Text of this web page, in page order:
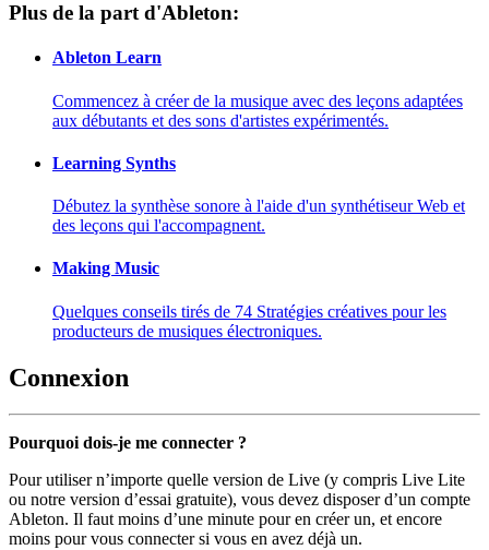
Plus de la part d'Ableton:
Ableton Learn
Commencez à créer de la musique avec des leçons adaptées
aux débutants et des sons d'artistes expérimentés.
Learning Synths
Débutez la synthèse sonore à l'aide d'un synthétiseur Web et
des leçons qui l'accompagnent.
Making Music
Quelques conseils tirés de 74 Stratégies créatives pour les
producteurs de musiques électroniques.
Connexion
Pourquoi dois-je me connecter ?
Pour utiliser n’importe quelle version de Live (y compris Live Lite
ou notre version d’essai gratuite), vous devez disposer d’un compte
Ableton. Il faut moins d’une minute pour en créer un, et encore
moins pour vous connecter si vous en avez déjà un.